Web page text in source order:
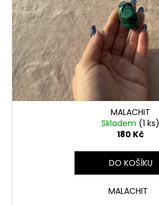
MALACHIT
Skladem (1 ks)
180 Kč
DO KOŠÍKU
MALACHIT